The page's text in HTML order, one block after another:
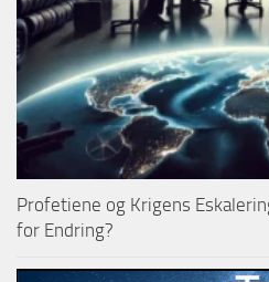
Profetiene og Krigens
for Endring?